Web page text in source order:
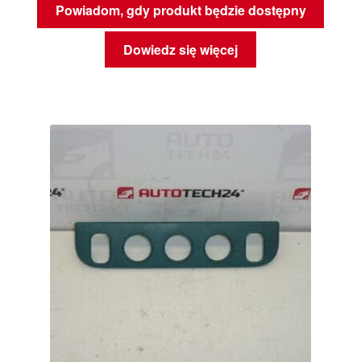
Powiadom, gdy produkt będzie dostępny
Dowiedz się więcej